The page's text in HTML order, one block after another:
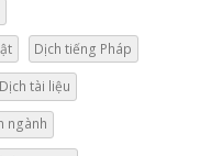
Dịch tiếng Pháp
Dịch tài liệu
ngành